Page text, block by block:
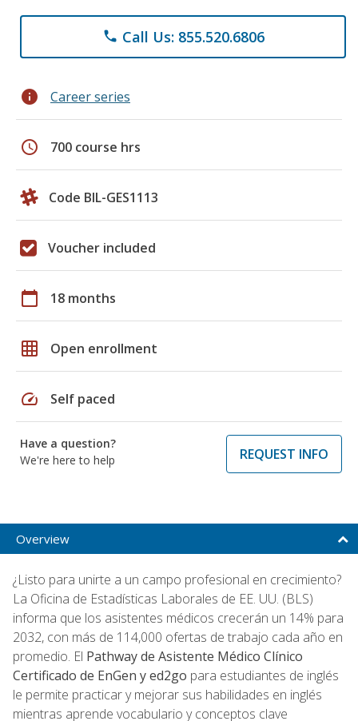
phone Call Us: 855.520.6806
info Career series
schedule 700 course hrs
Code BIL-GES1113
Voucher included
calendar_today 18 months
grid_on Open enrollment
speed Self paced
Have a question?
We're here to help
REQUEST INFO
Overview
¿Listo para unirte a un campo profesional en crecimiento?
La Oficina de Estadísticas Laborales de EE. UU. (BLS)
informa que los asistentes médicos crecerán un 14% para
2032, con más de 114,000 ofertas de trabajo cada año en
promedio. El Pathway de Asistente Médico Clínico
Certificado de EnGen y ed2go para estudiantes de inglés
le permite practicar y mejorar sus habilidades en inglés
mientras aprende vocabulario y conceptos clave